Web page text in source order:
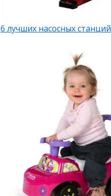
6 лучших насосных станций